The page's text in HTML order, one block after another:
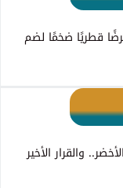
قطريًا ضخمًا لضم
والقرار الأخير